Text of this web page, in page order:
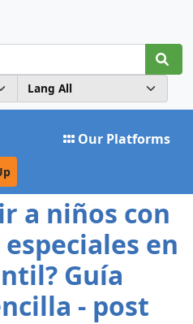
Our Platforms
a niños con
en
Guía
- post